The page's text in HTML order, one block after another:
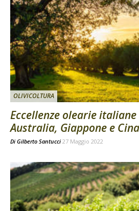
OLIVICOLTURA
Eccellenze olearie
Australia, Giappone e Cina
Di Gilberto Santucci 27 Maggio 2022